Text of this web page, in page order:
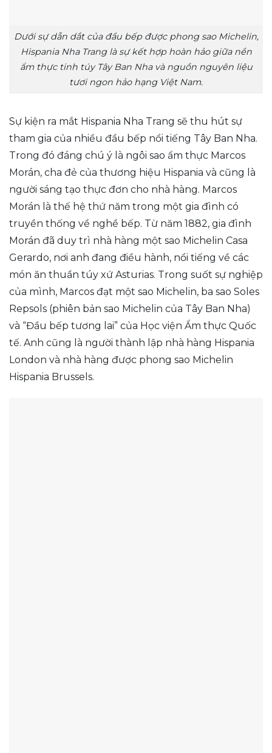
Dưới sự dẫn dắt của đầu bếp được phong sao Michelin,
Hispania Nha Trang là sự kết hợp hoàn hảo giữa nền
ẩm thực tinh túy Tây Ban Nha và nguồn nguyên liệu
tươi ngon hảo hạng Việt Nam.
Sự kiện ra mắt Hispania Nha Trang sẽ thu hút sự
tham gia của nhiều đầu bếp nổi tiếng Tây Ban Nha.
Trong đó đáng chú ý là ngôi sao ẩm thực Marcos
Morán, cha đẻ của thương hiệu Hispania và cũng là
người sáng tạo thực đơn cho nhà hàng. Marcos
Morán là thế hệ thứ năm trong một gia đình có
truyền thống về nghề bếp. Từ năm 1882, gia đình
Morán đã duy trì nhà hàng một sao Michelin Casa
Gerardo, nơi anh đang điều hành, nổi tiếng về các
món ăn thuần túy xứ Asturias. Trong suốt sự nghiệp
của mình, Marcos đạt một sao Michelin, ba sao Soles
Repsols (phiên bản sao Michelin của Tây Ban Nha)
và “Đầu bếp tương lai” của Học viện Ẩm thực Quốc
tế. Anh cũng là người thành lập nhà hàng Hispania
London và nhà hàng được phong sao Michelin
Hispania Brussels.